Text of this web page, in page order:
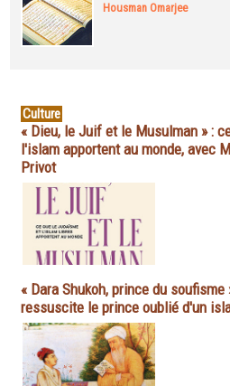
Housman Omarjee
Culture
« Dieu, le Juif et le Musulman » :
l'islam apportent au monde, avec
Privot
« Dara Shukoh, prince du soufisme
ressuscite le prince oublié d'un